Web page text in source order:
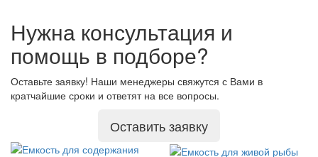
Нужна консультация и
помощь в подборе?
Оставьте заявку! Наши менеджеры свяжутся с Вами в
кратчайшие сроки и ответят на все вопросы.
Оставить заявку